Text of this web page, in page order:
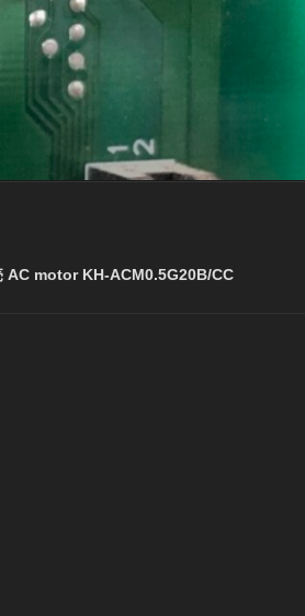
AC motor KH-ACM0.5G20B/CC